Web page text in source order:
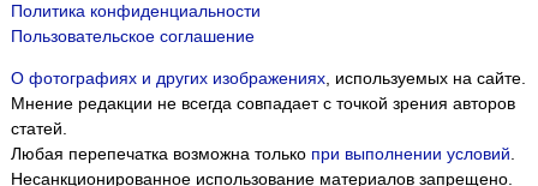
Политика конфиденциальности
Пользовательское соглашение
О фотографиях и других изображениях, используемых на сайте.
Мнение редакции не всегда совпадает с точкой зрения авторов
статей.
Любая перепечатка возможна только при выполнении условий.
Несанкционированное использование материалов запрещено.